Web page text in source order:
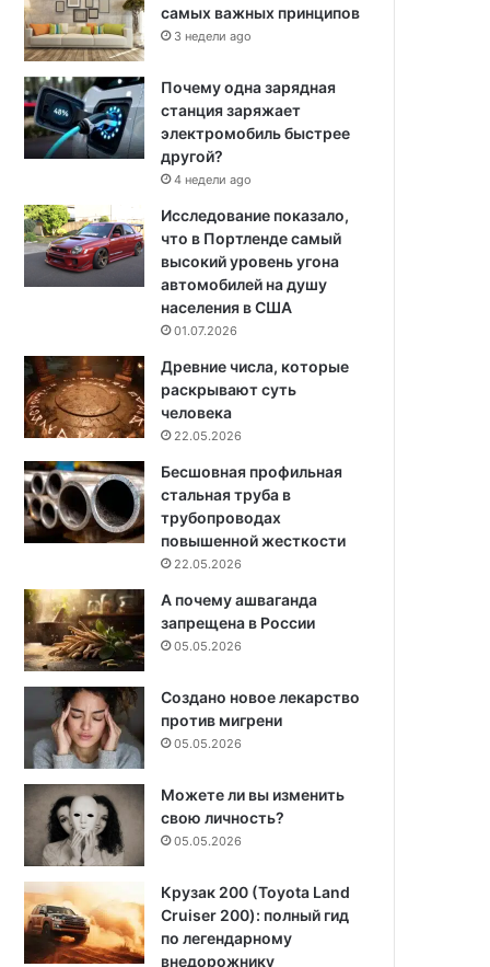
самых важных принципов
3 недели ago
Почему одна зарядная
станция заряжает
электромобиль быстрее
другой?
4 недели ago
Исследование показало,
что в Портленде самый
высокий уровень угона
автомобилей на душу
населения в США
01.07.2026
Древние числа, которые
раскрывают суть
человека
22.05.2026
Бесшовная профильная
стальная труба в
трубопроводах
повышенной жесткости
22.05.2026
А почему ашваганда
запрещена в России
05.05.2026
Создано новое лекарство
против мигрени
05.05.2026
Можете ли вы изменить
свою личность?
05.05.2026
Крузак 200 (Toyota Land
Cruiser 200): полный гид
по легендарному
внедорожнику